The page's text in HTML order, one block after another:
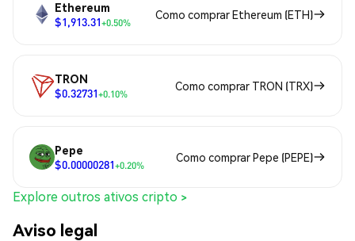
Ethereum
$1,913.31+0.50%
Como comprar Ethereum (ETH)
TRON
$0.32731+0.10%
Como comprar TRON (TRX)
Pepe
$0.00000281+0.20%
Como comprar Pepe (PEPE)
Explore outros ativos cripto >
Aviso legal